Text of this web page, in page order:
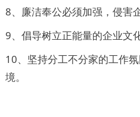
8、廉洁奉公必须加强，侵害
9、倡导树立正能量的企业文
10、坚持分工不分家的工作
境。